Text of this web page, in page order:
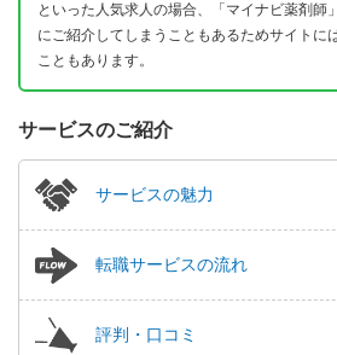
といった人気求人の場合、「マイナビ薬剤師
にご紹介してしまうこともあるためサイトに
こともあります。
サービスのご紹介
サービスの魅力
転職サービスの流れ
評判・口コミ